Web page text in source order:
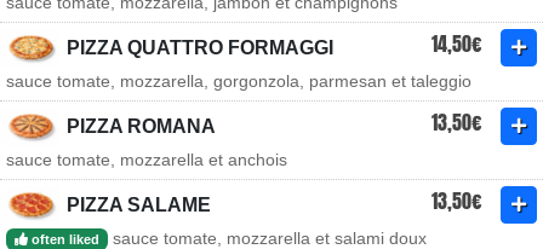
PIZZA QUATTRO FORMAGGI 14,50€
sauce tomate, mozzarella, gorgonzola, parmesan et taleggio
PIZZA ROMANA 13,50€
sauce tomate, mozzarella et anchois
PIZZA SALAME 13,50€
often liked sauce tomate, mozzarella et salami doux